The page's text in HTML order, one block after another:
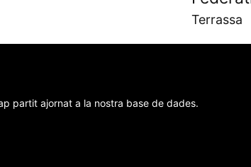
Terrassa
partit ajornat a la nostra base de dades.